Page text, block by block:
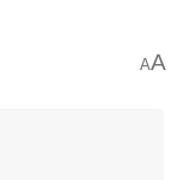
AA